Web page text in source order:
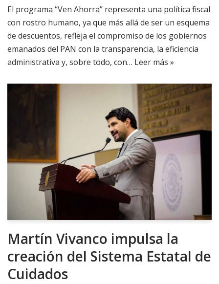
El programa “Ven Ahorra” representa una política fiscal
con rostro humano, ya que más allá de ser un esquema
de descuentos, refleja el compromiso de los gobiernos
emanados del PAN con la transparencia, la eficiencia
administrativa y, sobre todo, con… Leer más »
Martín Vivanco impulsa la
creación del Sistema Estatal de
Cuidados